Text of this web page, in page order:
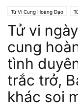
Tử Vi Cung Hoàng Đạo
Tử vi
cung
tình
trắc trở,
khác soi